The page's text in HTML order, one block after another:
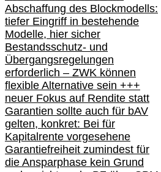
Abschaffung des Blockmodells:
tiefer Eingriff in bestehende
Modelle, hier sicher
Bestandsschutz- und
Übergangsregelungen
erforderlich – ZWK können
flexible Alternative sein +++
neuer Fokus auf Rendite statt
Garantien sollte auch für bAV
gelten, konkret: Bei für
Kapitalrente vorgesehene
Garantiefreiheit zumindest für
die Ansparphase kein Grund